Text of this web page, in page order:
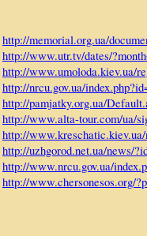
http://memorial.org.ua/
http://www.utr.tv/dates/
http://www.umoloda.kiev.ua/
http://nrcu.gov.ua/
http://pamjatky.org.ua/
http://www.alta-tour.com/ua/
http://
http://uzhgorod.net.ua/news/
http://www.nrcu.gov.ua/
http://www.chersonesos.org/